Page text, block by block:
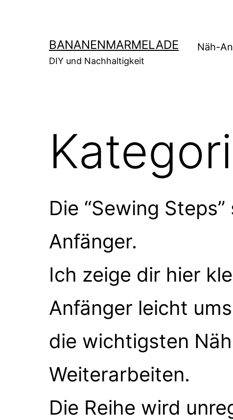
BANANENMARMELADE
DIY und Nachhaltigkeit
Näh-
Die “Sewing
Anfänger.
Ich zeige dir hier
Anfänger leicht
die wichtigsten
Weiterarbeiten.
Die Reihe wird